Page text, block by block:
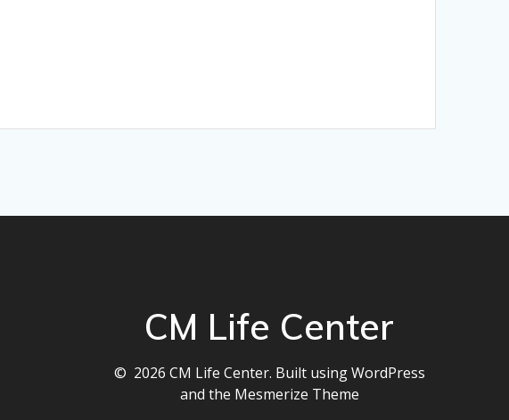
CM Life Center
© 2026 CM Life Center. Built using WordPress
and the Mesmerize Theme